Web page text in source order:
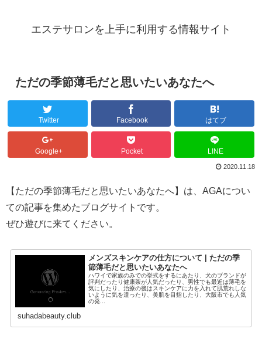
エステサロンを上手に利用する情報サイト
ただの季節薄毛だと思いたいあなたへ
Twitter Facebook はてブ
Google+ Pocket LINE
2020.11.18
【ただの季節薄毛だと思いたいあなたへ】は、AGAについ
ての記事を集めたブログサイトです。
ぜひ遊びに来てください。
メンズスキンケアの仕方について | ただの季
節薄毛だと思いたいあなたへ
ハワイで家族のみでの挙式をするにあたり、犬のブランドが
評判だったり健康茶が人気だったり、男性でも最近は薄毛を
気にしたり、治療の後はスキンケアに力を入れて肌荒れしな
いように気を遣ったり、美肌を目指したり、大阪市でも人気
の発...
suhadabeauty.club